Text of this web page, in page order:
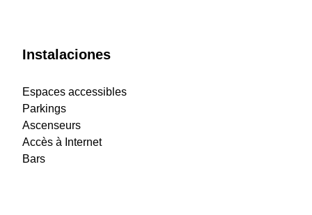
Instalaciones
Espaces accessibles
Parkings
Ascenseurs
Accès à Internet
Bars